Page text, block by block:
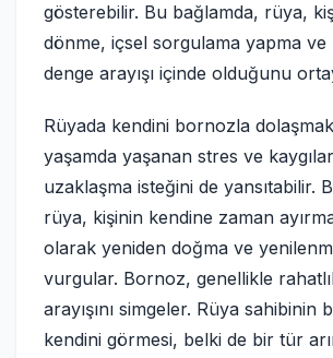
gösterebilir. Bu bağlamda, rüya,
dönme, içsel sorgulama yapma
denge arayışı içinde olduğunu
Rüyada kendini bornozla
yaşamda yaşanan stres ve
uzaklaşma isteğini de yansıtabilir.
rüya, kişinin kendine zaman
olarak yeniden doğma ve
vurgular. Bornoz, genellikle
arayışını simgeler. Rüya sahibinin
kendini görmesi, belki de bir tür